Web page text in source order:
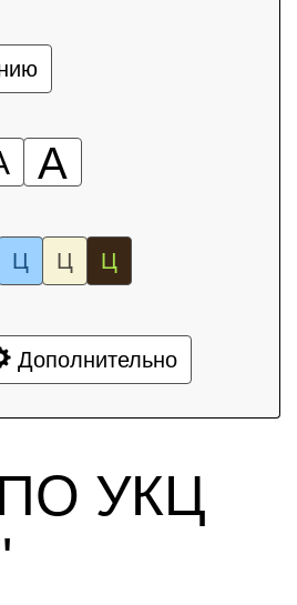
А
Ц Ц Ц
Дополнительно
УКЦ